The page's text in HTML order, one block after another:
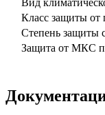
Вид
Класс защиты от
Степень защиты
Защита от МКС